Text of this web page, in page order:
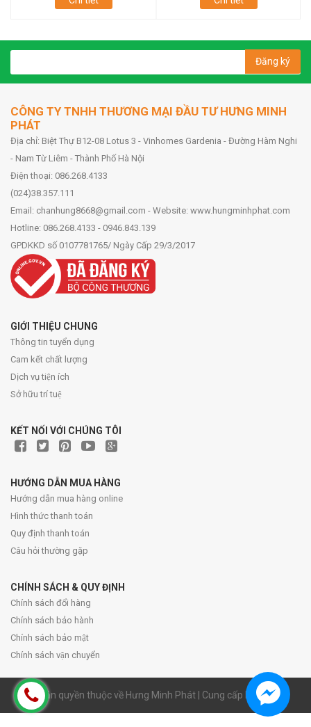
Đăng ký
CÔNG TY TNHH THƯƠNG MẠI ĐẦU TƯ HƯNG MINH
PHÁT
Địa chỉ: Biệt Thự B12-08 Lotus 3 - Vinhomes Gardenia - Đường Hàm Nghi
- Nam Từ Liêm - Thành Phố Hà Nội
Điện thoại: 086.268.4133
(024)38.357.111
Email: chanhung8668@gmail.com - Website: www.hungminhphat.com
Hotline: 086.268.4133 - 0946.843.139
GPDKKD số 0107781765/ Ngày Cấp 29/3/2017
GIỚI THIỆU CHUNG
Thông tin tuyển dụng
Cam kết chất lượng
Dịch vụ tiện ích
Sở hữu trí tuệ
KẾT NỐI VỚI CHÚNG TÔI
HƯỚNG DẪN MUA HÀNG
Hướng dẫn mua hàng online
Hình thức thanh toán
Quy định thanh toán
Câu hỏi thường gặp
CHÍNH SÁCH & QUY ĐỊNH
Chính sách đổi hàng
Chính sách bảo hành
Chính sách bảo mật
Chính sách vận chuyển
© Bản quyền thuộc về Hưng Minh Phát | Cung cấp bởi Sapo